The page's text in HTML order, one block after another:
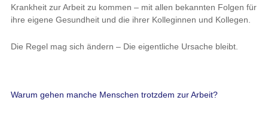
Krankheit zur Arbeit zu kommen – mit allen bekannten Folgen für
ihre eigene Gesundheit und die ihrer Kolleginnen und Kollegen.
Die Regel mag sich ändern – Die eigentliche Ursache bleibt.
Warum gehen manche Menschen trotzdem zur Arbeit?